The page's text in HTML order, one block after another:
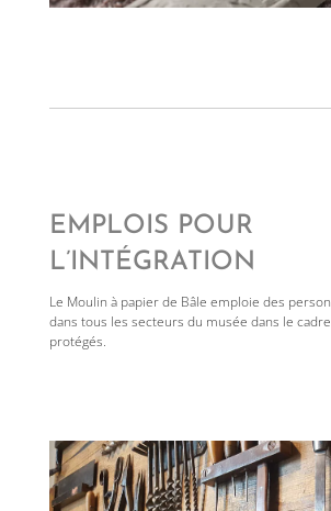
EMPLOIS POUR
L’INTÉGRATION
Le Moulin à papier de Bâle emploie des
dans tous les secteurs du musée dans le cadre
protégés.